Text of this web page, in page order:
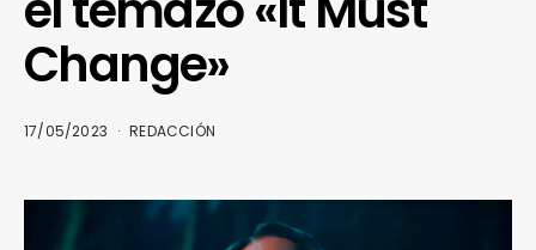
Change»
17/05/2023 REDACCIÓN